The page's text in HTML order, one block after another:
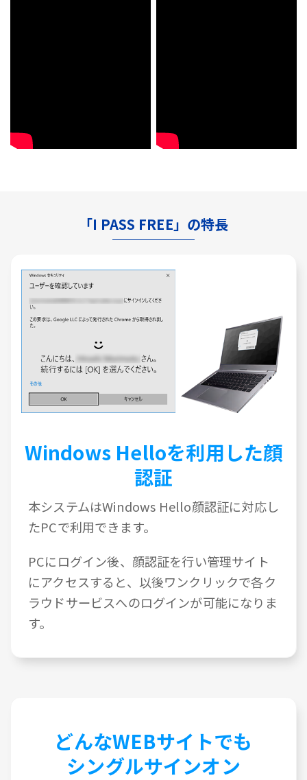
「I PASS FREE」の特長
Windows Helloを利用した顔
認証
本システムはWindows Hello顔認証に対応し
たPCで利用できます。
PCにログイン後、顔認証を行い管理サイト
にアクセスすると、以後ワンクリックで各ク
ラウドサービスへのログインが可能になりま
す。
どんなWEBサイトでも
シングルサインオン